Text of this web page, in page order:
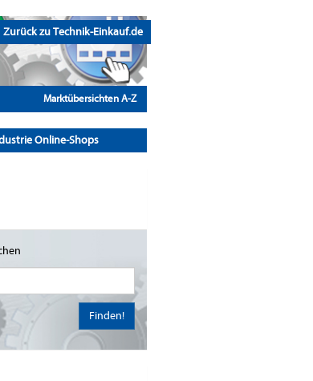
Zurück zu Technik-Einkauf.de
Marktübersichten A-Z
Online-Shops
Finden!